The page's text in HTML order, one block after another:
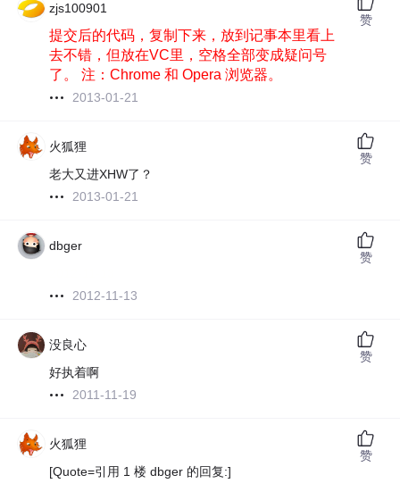
zjs100901
提交后的代码，复制下来，放到记事本里看上
去不错，但放在VC里，空格全部变成疑问号
了。 注：Chrome 和 Opera 浏览器。
2013-01-21
赞
火狐狸
老大又进XHW了？
2013-01-21
赞
dbger
2012-11-13
赞
没良心
好执着啊
2011-11-19
赞
火狐狸
[Quote=引用 1 楼 dbger 的回复:]
赞